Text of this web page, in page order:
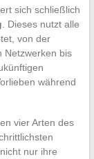
sich schließlich
. Dieses nutzt alle
von der
Netzwerken bis
während
vier Arten des
nur ihre